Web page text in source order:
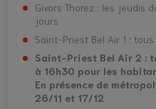
Givors Thorez : les jeudis
jours
Saint-Priest Bel Air 1 :
Saint-Priest Bel Air 2 :
à 16h30 pour les
En présence de
26/11 et 17/12